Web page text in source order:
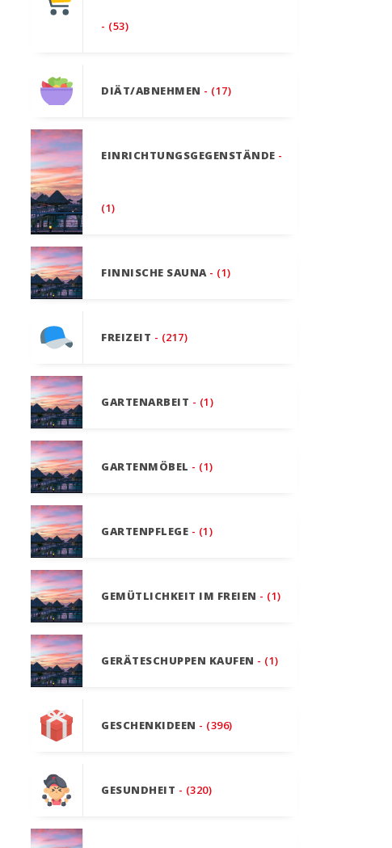
- (53)
DIÄT/ABNEHMEN - (17)
EINRICHTUNGSGEGENSTÄNDE -
(1)
FINNISCHE SAUNA - (1)
FREIZEIT - (217)
GARTENARBEIT - (1)
GARTENMÖBEL - (1)
GARTENPFLEGE - (1)
GEMÜTLICHKEIT IM FREIEN - (1)
GERÄTESCHUPPEN KAUFEN - (1)
GESCHENKIDEEN - (396)
GESUNDHEIT - (320)